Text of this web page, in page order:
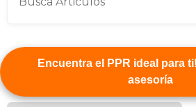
Encuentra el PPR ideal para
asesoría